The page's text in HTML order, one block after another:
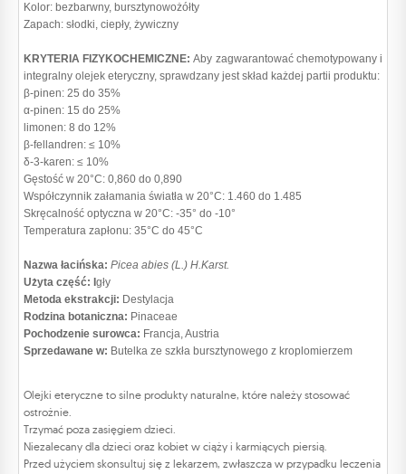
Kolor: bezbarwny, bursztynowożółty
Zapach: słodki, ciepły, żywiczny
KRYTERIA FIZYKOCHEMICZNE:Aby zagwarantować chemotypowany i
integralny olejek eteryczny, sprawdzany jest skład każdej partii produktu:
β-pinen: 25 do 35%
α-pinen: 15 do 25%
limonen: 8 do 12%
β-fellandren: ≤ 10%
δ-3-karen: ≤ 10%
Gęstość w 20°C: 0,860 do 0,890
Współczynnik załamania światła w 20°C: 1.460 do 1.485
Skręcalność optyczna w 20°C: -35° do -10°
Temperatura zapłonu: 35°C do 45°C
Nazwa łacińska: Picea abies (L.) H.Karst.
Użyta część: I gły
Metoda ekstrakcji: Destylacja
Rodzina botaniczna: Pinaceae
Pochodzenie surowca: Francja, Austria
Sprzedawane w: Butelka ze szkła bursztynowego z kroplomierzem
Olejki eteryczne to silne produkty naturalne, które należy stosować
ostrożnie.
Trzymać poza zasięgiem dzieci.
Niezalecany dla dzieci oraz kobiet w ciąży i karmiących piersią.
Przed użyciem skonsultuj się z lekarzem, zwłaszcza w przypadku leczenia